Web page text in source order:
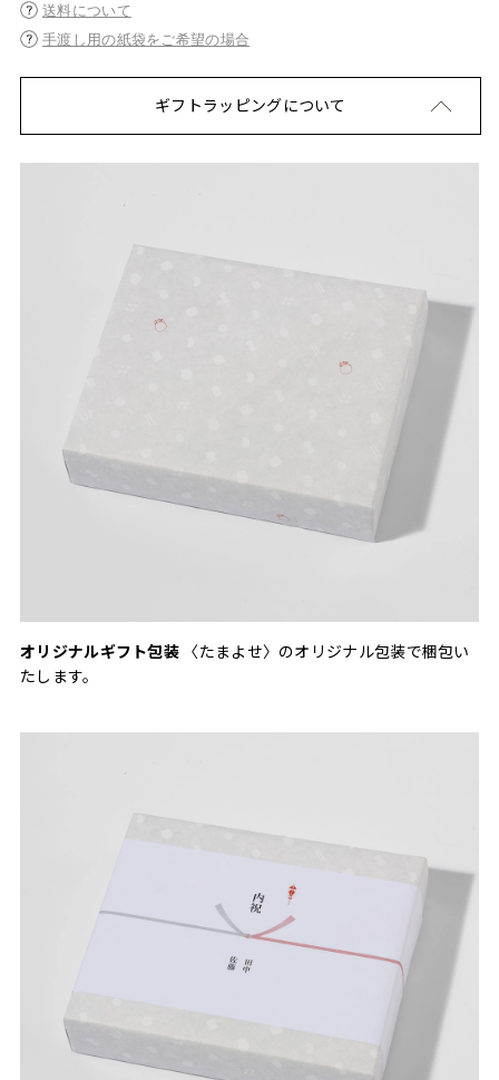
送料について
手渡し用の紙袋をご希望の場合
ギフトラッピングについて
オリジナルギフト包装 〈たまよせ〉のオリジナル包装で梱包い
たします。